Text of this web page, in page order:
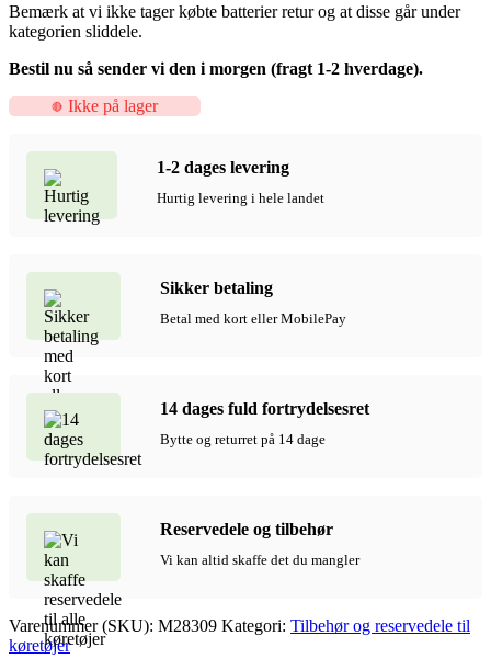
Bemærk at vi ikke tager købte batterier retur og at disse går under
kategorien sliddele.
Bestil nu så sender vi den i morgen (fragt 1-2 hverdage).
Ikke på lager
1-2 dages levering
Hurtig levering i hele landet
Sikker betaling
Betal med kort eller MobilePay
14 dages fuld fortrydelsesret
Bytte og returret på 14 dage
Reservedele og tilbehør
Vi kan altid skaffe det du mangler
Varenummer (SKU): M28309 Kategori: Tilbehør og reservedele til
køretøjer